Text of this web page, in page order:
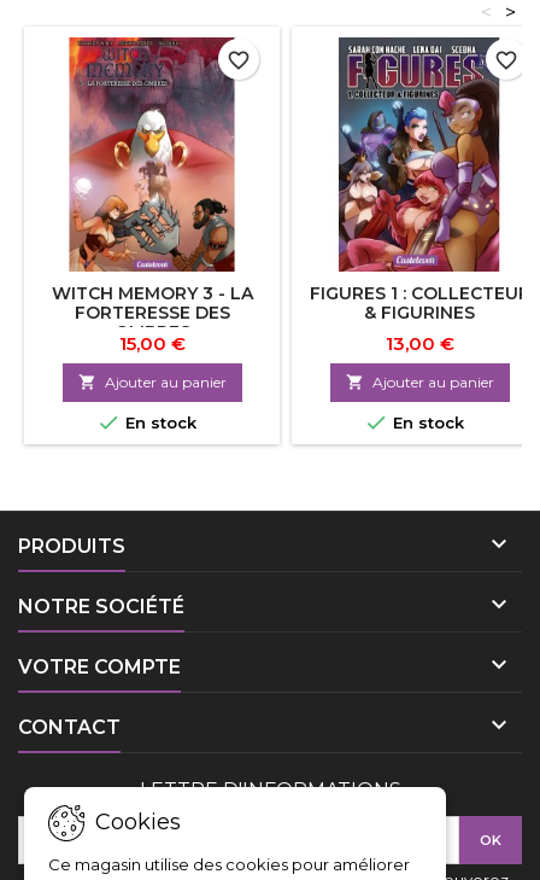
>
<
WITCH MEMORY 3 - LA
FORTERESSE DES
OMBRES
15,00 €
 Ajouter au panier
 En stock
favorite_border
FIGURES 1 : COLLECTEUR
& FIGURINES
13,00 €
 Ajouter au panier
 En stock
favorite_border
PRODUITS 
NOTRE SOCIÉTÉ 
VOTRE COMPTE 
CONTACT 
Cookies
Ce magasin utilise des cookies pour améliorer
LETTRE D'INFORMATIONS